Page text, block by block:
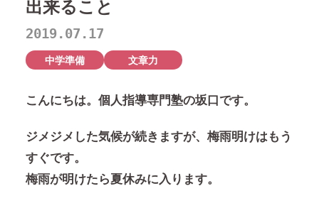
出来ること
2019.07.17
中学準備 文章力
こんにちは。個人指導専門塾の坂口です。
ジメジメした気候が続きますが、梅雨明けはもう
すぐです。
梅雨が明けたら夏休みに入ります。